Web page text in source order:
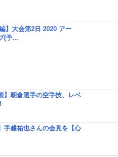
】大会第2日 2020 アー
(予...
】朝倉選手の空手技、レベ
手越祐也さんの会見を【心